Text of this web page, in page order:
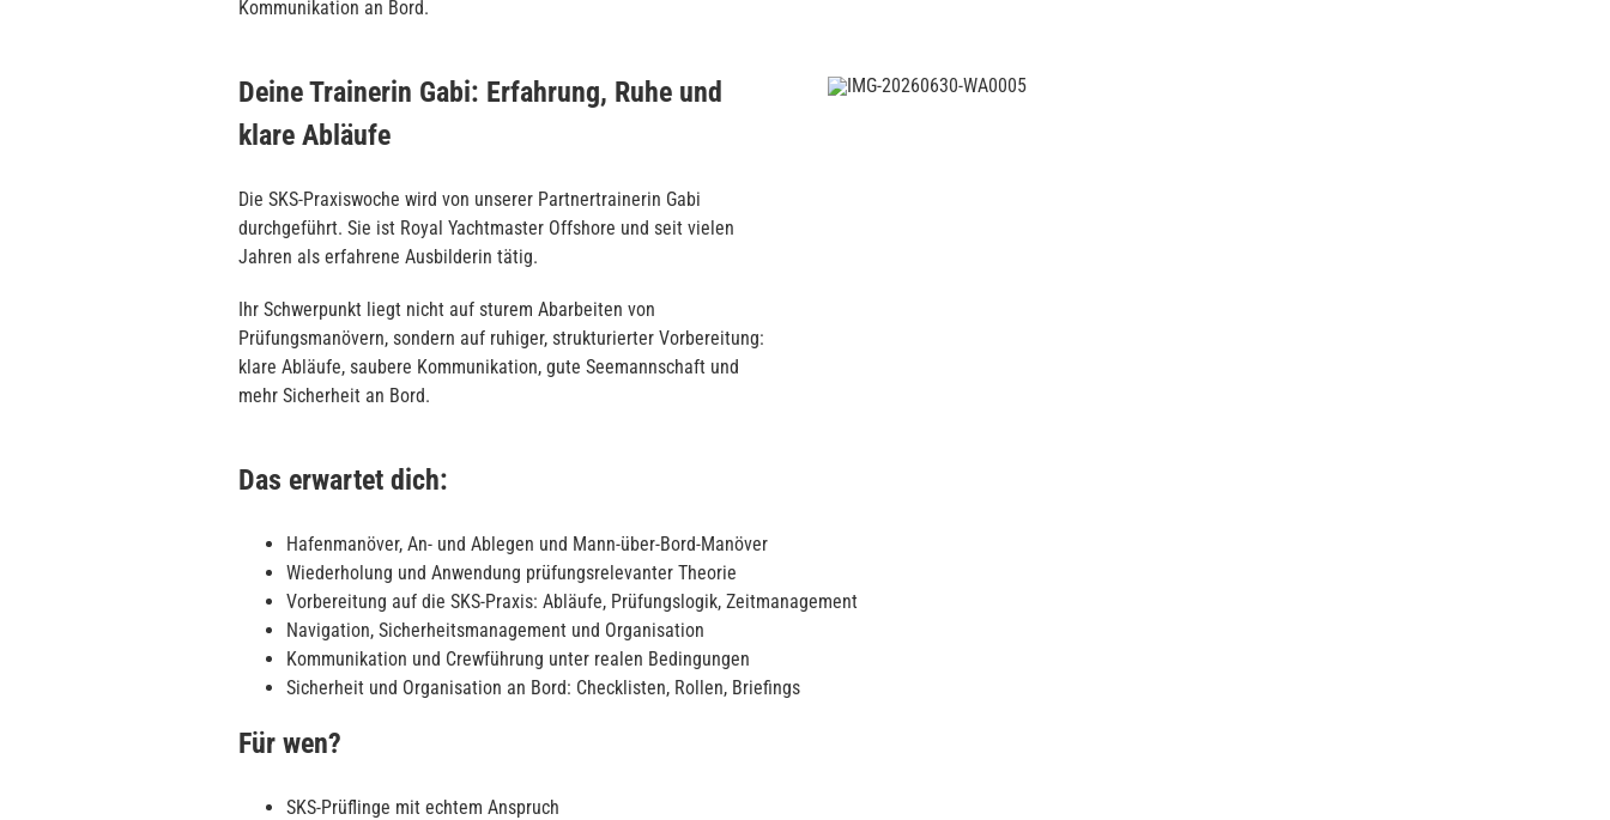
Kommunikation an Bord.
Deine Trainerin Gabi: Erfahrung, Ruhe und
klare Abläufe
Die SKS-Praxiswoche wird von unserer Partnertrainerin Gabi
durchgeführt. Sie ist Royal Yachtmaster Offshore und seit vielen
Jahren als erfahrene Ausbilderin tätig.
Ihr Schwerpunkt liegt nicht auf sturem Abarbeiten von
Prüfungsmanövern, sondern auf ruhiger, strukturierter Vorbereitung:
klare Abläufe, saubere Kommunikation, gute Seemannschaft und
mehr Sicherheit an Bord.
Das erwartet dich:
Hafenmanöver, An- und Ablegen und Mann-über-Bord-Manöver
Wiederholung und Anwendung prüfungsrelevanter Theorie
Vorbereitung auf die SKS-Praxis: Abläufe, Prüfungslogik, Zeitmanagement
Navigation, Sicherheitsmanagement und Organisation
Kommunikation und Crewführung unter realen Bedingungen
Sicherheit und Organisation an Bord: Checklisten, Rollen, Briefings
Für wen?
SKS-Prüflinge mit echtem Anspruch